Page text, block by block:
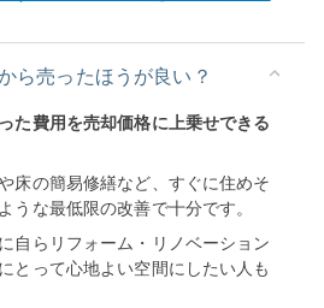
ら売ったほうが良い？
た費用を売却価格に上乗せできる
床の簡易修繕など、すぐに住めそ
うな最低限の改善で十分です。
自らリフォーム・リノベーション
とって心地よい空間にしたい人も